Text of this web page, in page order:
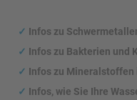
✓ Infos zu
✓ Infos zu Bakterien und
✓ Infos zu Mineralstoffen
✓ Infos, wie Sie Ihre